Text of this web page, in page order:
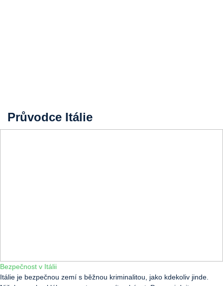
Průvodce Itálie
Bezpečnost v Itálii
Itálie je bezpečnou zemí s běžnou kriminalitou, jako kdekoliv jinde.